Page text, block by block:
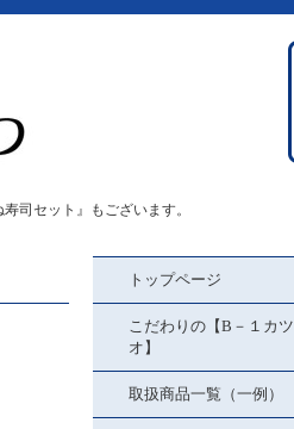
司セット』もございます。
トップページ
こだわりの【B－１カツ
オ】
取扱商品一覧（一例）